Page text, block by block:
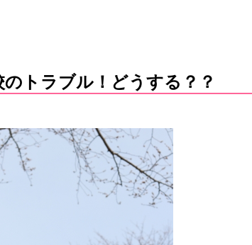
のトラブル！どうする？？